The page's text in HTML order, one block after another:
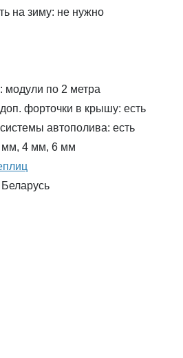
на зиму: не нужно
модули по 2 метра
форточки в крышу: есть
автополива: есть
мм, 4 мм, 6 мм
Беларусь